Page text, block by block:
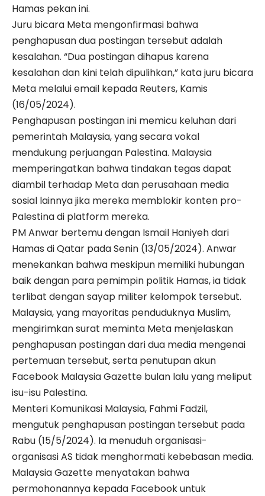
Hamas pekan ini.
Juru bicara Meta mengonfirmasi bahwa
penghapusan dua postingan tersebut adalah
kesalahan. “Dua postingan dihapus karena
kesalahan dan kini telah dipulihkan,” kata juru bicara
Meta melalui email kepada Reuters, Kamis
(16/05/2024).
Penghapusan postingan ini memicu keluhan dari
pemerintah Malaysia, yang secara vokal
mendukung perjuangan Palestina. Malaysia
memperingatkan bahwa tindakan tegas dapat
diambil terhadap Meta dan perusahaan media
sosial lainnya jika mereka memblokir konten pro-
Palestina di platform mereka.
PM Anwar bertemu dengan Ismail Haniyeh dari
Hamas di Qatar pada Senin (13/05/2024). Anwar
menekankan bahwa meskipun memiliki hubungan
baik dengan para pemimpin politik Hamas, ia tidak
terlibat dengan sayap militer kelompok tersebut.
Malaysia, yang mayoritas penduduknya Muslim,
mengirimkan surat meminta Meta menjelaskan
penghapusan postingan dari dua media mengenai
pertemuan tersebut, serta penutupan akun
Facebook Malaysia Gazette bulan lalu yang meliput
isu-isu Palestina.
Menteri Komunikasi Malaysia, Fahmi Fadzil,
mengutuk penghapusan postingan tersebut pada
Rabu (15/5/2024). Ia menuduh organisasi-
organisasi AS tidak menghormati kebebasan media.
Malaysia Gazette menyatakan bahwa
permohonannya kepada Facebook untuk